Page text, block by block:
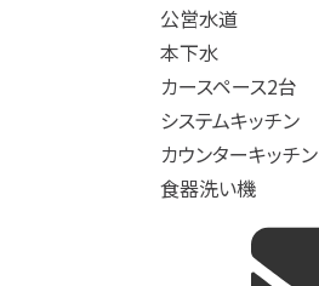
公営水道
本下水
カースペース2台
システムキッチン
カウンターキッチン
食器洗い機